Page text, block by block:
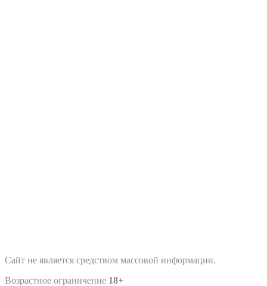
Сайт не является средством массовой информации.
Возрастное ограничение 18+